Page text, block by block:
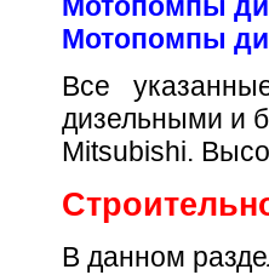
Мотопомпы
Все
дизельными и
Mitsubishi.
В данном